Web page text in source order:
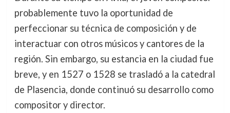
probablemente tuvo la oportunidad de
perfeccionar su técnica de composición y de
interactuar con otros músicos y cantores de la
región. Sin embargo, su estancia en la ciudad fue
breve, y en 1527 o 1528 se trasladó a la catedral
de Plasencia, donde continuó su desarrollo como
compositor y director.